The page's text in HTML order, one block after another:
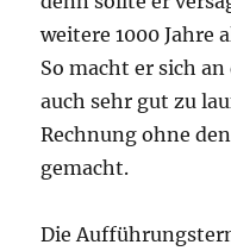
weitere 1000 Jahre
So macht er sich
auch sehr gut zu
Rechnung ohne
gemacht.
Die